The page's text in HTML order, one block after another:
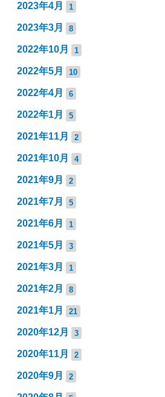
2023年4月 1
2023年3月 8
2022年10月 1
2022年5月 10
2022年4月 6
2022年1月 5
2021年11月 2
2021年10月 4
2021年9月 2
2021年7月 5
2021年6月 1
2021年5月 3
2021年3月 1
2021年2月 8
2021年1月 21
2020年12月 3
2020年11月 2
2020年9月 2